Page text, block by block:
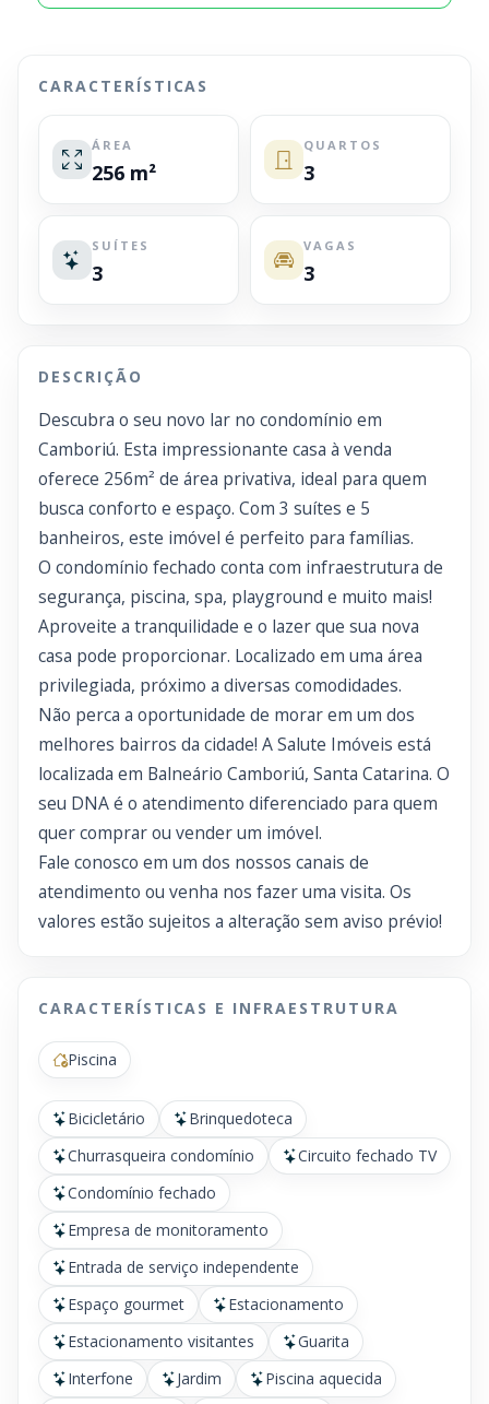
CARACTERÍSTICAS
ÁREA
256 m²
QUARTOS
3
SUÍTES
3
VAGAS
3
DESCRIÇÃO
Descubra o seu novo lar no condomínio em
Camboriú. Esta impressionante casa à venda
oferece 256m² de área privativa, ideal para quem
busca conforto e espaço. Com 3 suítes e 5
banheiros, este imóvel é perfeito para famílias.
O condomínio fechado conta com infraestrutura de
segurança, piscina, spa, playground e muito mais!
Aproveite a tranquilidade e o lazer que sua nova
casa pode proporcionar. Localizado em uma área
privilegiada, próximo a diversas comodidades.
Não perca a oportunidade de morar em um dos
melhores bairros da cidade! A Salute Imóveis está
localizada em Balneário Camboriú, Santa Catarina. O
seu DNA é o atendimento diferenciado para quem
quer comprar ou vender um imóvel.
Fale conosco em um dos nossos canais de
atendimento ou venha nos fazer uma visita. Os
valores estão sujeitos a alteração sem aviso prévio!
CARACTERÍSTICAS E INFRAESTRUTURA
Piscina
Bicicletário
Brinquedoteca
Churrasqueira condomínio
Circuito fechado TV
Condomínio fechado
Empresa de monitoramento
Entrada de serviço independente
Espaço gourmet
Estacionamento
Estacionamento visitantes
Guarita
Interfone
Jardim
Piscina aquecida